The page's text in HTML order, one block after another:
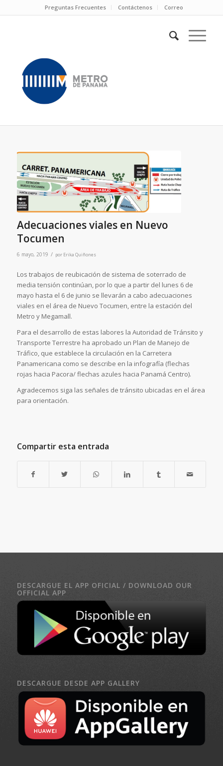
Preguntas Frecuentes Contáctenos Correo
Adecuaciones viales en Nuevo
Tocumen
6 mayo, 2019 / por Erika Quiñones
Los trabajos de reubicación de sistema de soterrado de
media tensión continúan, por lo que a partir del lunes 6 de
mayo hasta el 6 de junio se llevarán a cabo adecuaciones
viales en el área de Nuevo Tocumen, entre la estación del
Metro y Megamall.
Para el desarrollo de estas labores la Autoridad de Tránsito y
Transporte Terrestre ha aprobado un Plan de Manejo de
Tráfico, que establece la circulación en la Carretera
Panamericana como se describe en la infografía (flechas
rojas hacia Pacora/ flechas azules hacia Panamá Centro).
Agradecemos siga las señales de tránsito ubicadas en el área
para orientación.
Compartir esta entrada
DESCARGUE EL APP OFICIAL / DOWNLOAD OUR
OFFICIAL APP
DESCARGUE DESDE APP GALLERY